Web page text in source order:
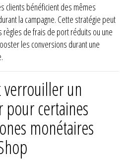
clients bénéficient des mêmes
la campagne. Cette stratégie peut
règles de frais de port réduits ou une
les conversions durant une
un
certaines
monétaires